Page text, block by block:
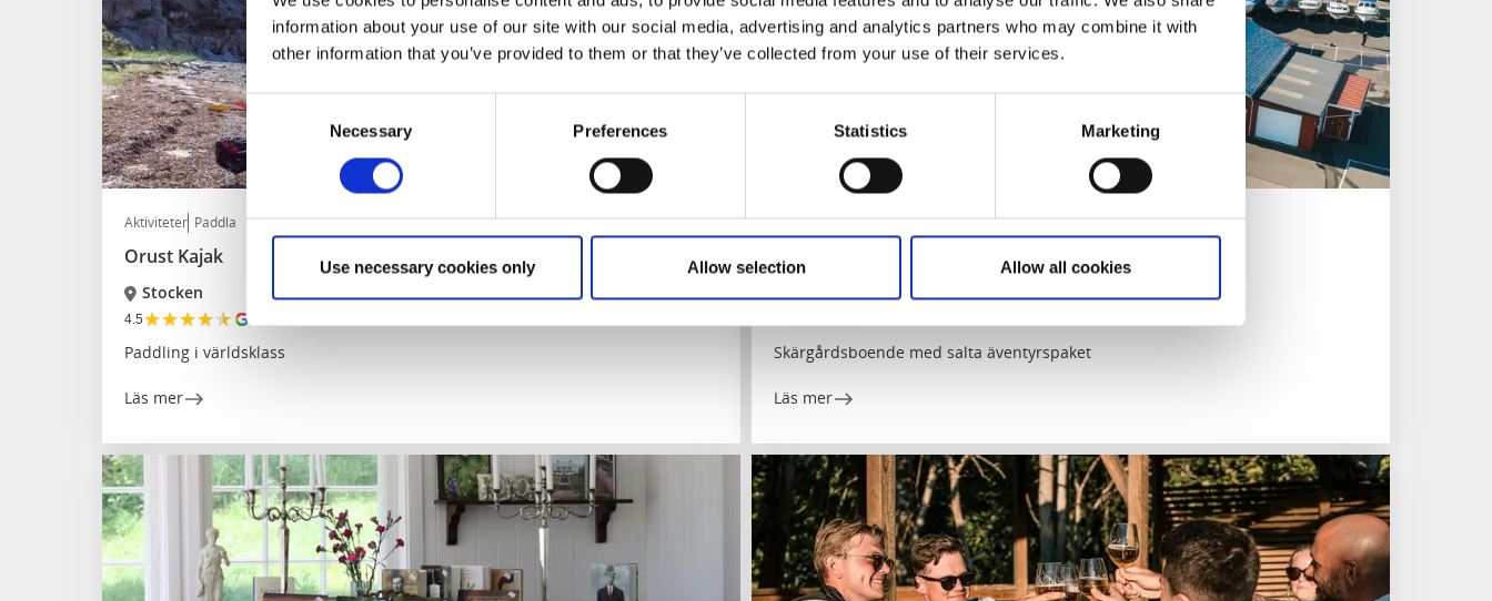
information about your use of our site with our social media, advertising and analytics partners who may combine it with
other information that you’ve provided to them or that they’ve collected from your use of their services.
Consent
Selection
Necessary Preferences Statistics Marketing
Use necessary cookies only Allow selection Allow all cookies
Aktiviteter Paddla
Orust Kajak
Stocken
4.5★★★★★
Paddling i världsklass
Läs mer
Vandrarhem Fiska
Havskatten Hotell & Vandrarhem
Hönö/Öckerö
★★★★★
Skärgårdsboende med salta äventyrspaket
Läs mer